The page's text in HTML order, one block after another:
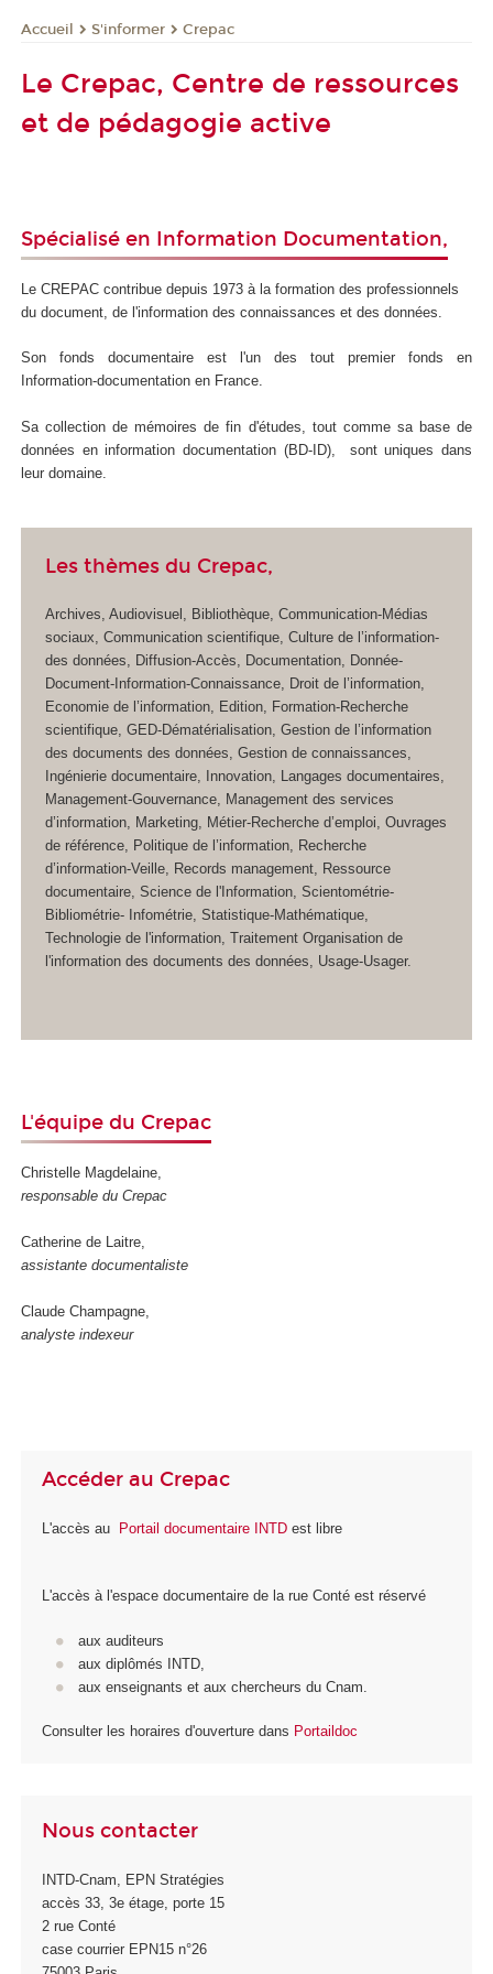
Accueil S'informer Crepac
Le Crepac, Centre de ressources
et de pédagogie active
Spécialisé en Information Documentation,
Le CREPAC contribue depuis 1973 à la formation des professionnels
du document, de l'information des connaissances et des données.
Son fonds documentaire est l'un des tout premier fonds en
Information-documentation en France.
Sa collection de mémoires de fin d'études, tout comme sa base de
données en information documentation (BD-ID), sont uniques dans
leur domaine.
Les thèmes du Crepac,
Archives, Audiovisuel, Bibliothèque, Communication-Médias
sociaux, Communication scientifique, Culture de l’information-
des données, Diffusion-Accès, Documentation, Donnée-
Document-Information-Connaissance, Droit de l’information,
Economie de l’information, Edition, Formation-Recherche
scientifique, GED-Dématérialisation, Gestion de l’information
des documents des données, Gestion de connaissances,
Ingénierie documentaire, Innovation, Langages documentaires,
Management-Gouvernance, Management des services
d’information, Marketing, Métier-Recherche d’emploi, Ouvrages
de référence, Politique de l’information, Recherche
d’information-Veille, Records management, Ressource
documentaire, Science de l'Information, Scientométrie-
Bibliométrie- Infométrie, Statistique-Mathématique,
Technologie de l'information, Traitement Organisation de
l'information des documents des données, Usage-Usager.
L'équipe du Crepac
Christelle Magdelaine,
responsable du Crepac
Catherine de Laitre,
assistante documentaliste
Claude Champagne,
analyste indexeur
Accéder au Crepac
L'accès au Portail documentaire INTD est libre
L'accès à l'espace documentaire de la rue Conté est réservé
aux auditeurs
aux diplômés INTD,
aux enseignants et aux chercheurs du Cnam.
Consulter les horaires d'ouverture dans Portaildoc
Nous contacter
INTD-Cnam, EPN Stratégies
accès 33, 3e étage, porte 15
2 rue Conté
case courrier EPN15 n°26